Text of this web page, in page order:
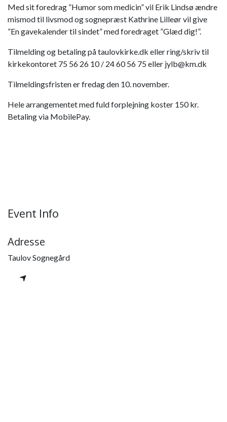
Med sit foredrag ”Humor som medicin” vil Erik Lindsø ændre
mismod til livsmod og sognepræst Kathrine Lilleør vil give
”En gavekalender til sindet” med foredraget ”Glæd dig!”.
Tilmelding og betaling på taulovkirke.dk eller ring/skriv til
kirkekontoret 75 56 26 10 / 24 60 56 75 eller jylb@km.dk
Tilmeldingsfristen er fredag den 10. november.
Hele arrangementet med fuld forplejning koster 150 kr.
Betaling via MobilePay.
Event Info
Adresse
Taulov Sognegård